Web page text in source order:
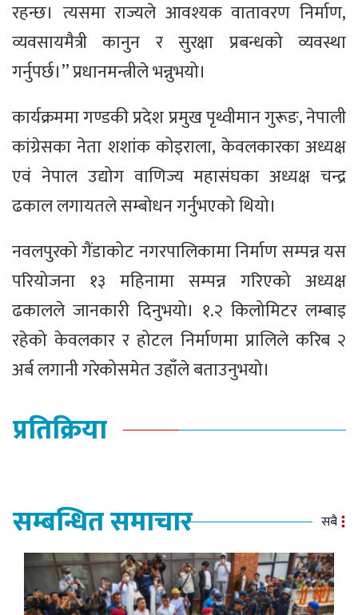
रहन्छ। त्यसमा राज्यले आवश्यक वातावरण निर्माण,
व्यवसायमैत्री कानुन र सुरक्षा प्रबन्धको व्यवस्था
गर्नुपर्छ।’’ प्रधानमन्त्रीले भन्नुभयो।
कार्यक्रममा गण्डकी प्रदेश प्रमुख पृथ्वीमान गुरूङ, नेपाली
कांग्रेसका नेता शशांक कोइराला, केवलकारका अध्यक्ष
एवं नेपाल उद्योग वाणिज्य महासंघका अध्यक्ष चन्द्र
ढकाल लगायतले सम्बोधन गर्नुभएको थियो।
नवलपुरको गैंडाकोट नगरपालिकामा निर्माण सम्पन्न यस
परियोजना १३ महिनामा सम्पन्न गरिएको अध्यक्ष
ढकालले जानकारी दिनुभयो। १.२ किलोमिटर लम्बाइ
रहेको केवलकार र होटल निर्माणमा प्रालिले करिब २
अर्ब लगानी गरेकोसमेत उहाँले बताउनुभयो।
प्रतिक्रिया
सम्बन्धित समाचार सबै